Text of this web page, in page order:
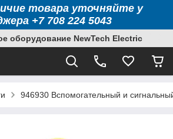
товара уточняйте у
+7 708 224 5043
оборудование NewTech Electric
946930 Вспомогательный и